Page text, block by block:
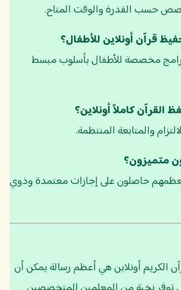
قرآن أونلاين للأطفال؟
مخصصة للأطفال بأسلوب مبسط
كاملاً أونلاين؟
والمتابعة المنتظمة.
متميزون؟
حاصلون على إجازات معتمدة وذوي
الكريم أونلاين هي أعظم رسالة يمكن أن